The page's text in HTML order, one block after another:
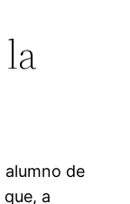
alumno de
a